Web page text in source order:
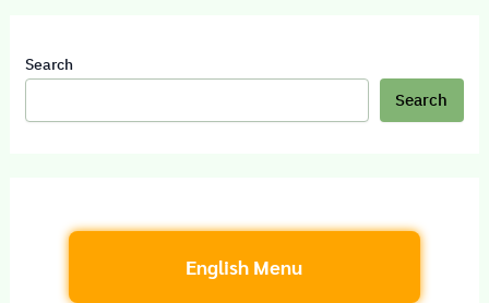
Search
Search
English Menu